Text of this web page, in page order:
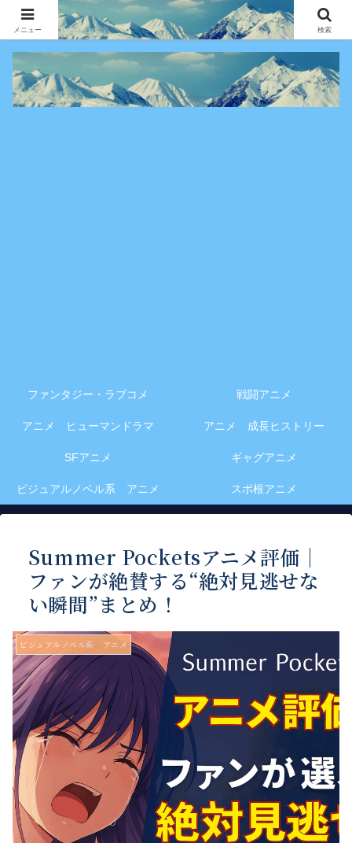
アニメ・漫画・VOD作品の見どころ、配信情報、登場人物や物語の考察を、作
品別・ジャンル別に分かりやすく紹介する専門ブログです。
ファンタジー・ラブコメ 戦闘アニメ
アニメ ヒューマンドラマ アニメ 成長ヒストリー
SFアニメ ギャグアニメ
ビジュアルノベル系 アニメ スポ根アニメ
Summer Pocketsアニメ評価｜
ファンが絶賛する“絶対見逃せな
い瞬間”まとめ！
ビジュアルノベル系 アニメ
メニュー 検索